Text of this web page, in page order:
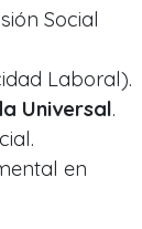
Social
Laboral).
Universal.
en